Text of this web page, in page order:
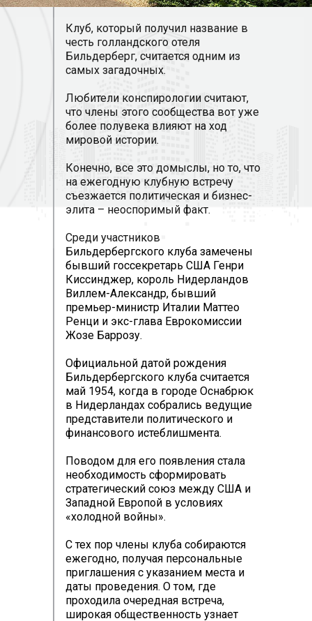
Клуб, который получил название в
честь голландского отеля
Бильдерберг, считается одним из
самых загадочных.
Любители конспирологии считают,
что члены этого сообщества вот уже
более полувека влияют на ход
мировой истории.
Конечно, все это домыслы, но то, что
на ежегодную клубную встречу
съезжается политическая и бизнес-
элита – неоспоримый факт.
Среди участников
Бильдербергского клуба замечены
бывший госсекретарь США Генри
Киссинджер, король Нидерландов
Виллем-Александр, бывший
премьер-министр Италии Маттео
Ренци и экс-глава Еврокомиссии
Жозе Баррозу.
Официальной датой рождения
Бильдербергского клуба считается
май 1954, когда в городе Оснабрюк
в Нидерландах собрались ведущие
представители политического и
финансового истеблишмента.
Поводом для его появления стала
необходимость сформировать
стратегический союз между США и
Западной Европой в условиях
«холодной войны».
С тех пор члены клуба собираются
ежегодно, получая персональные
приглашения с указанием места и
даты проведения. О том, где
проходила очередная встреча,
широкая общественность узнает